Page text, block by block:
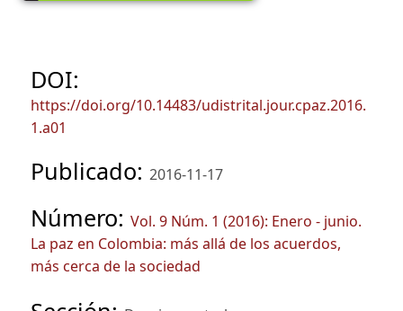
DOI:
https://doi.org/10.14483/udistrital.jour.cpaz.2016.
1.a01
Publicado: 2016-11-17
Número: Vol. 9 Núm. 1 (2016): Enero - junio.
La paz en Colombia: más allá de los acuerdos,
más cerca de la sociedad